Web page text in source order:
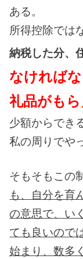
ある。
所得控除では
納税した分、
なければ
礼品がも
少額からでき
私の周りでや
そもそもこの
も、自分を育
の意思で、い
ても良いので
始まり、数多